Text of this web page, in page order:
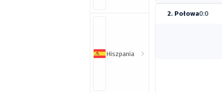
Hiszpania
2. Połowa0:0